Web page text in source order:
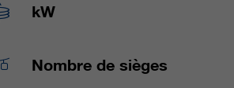
kW
Nombre de sièges